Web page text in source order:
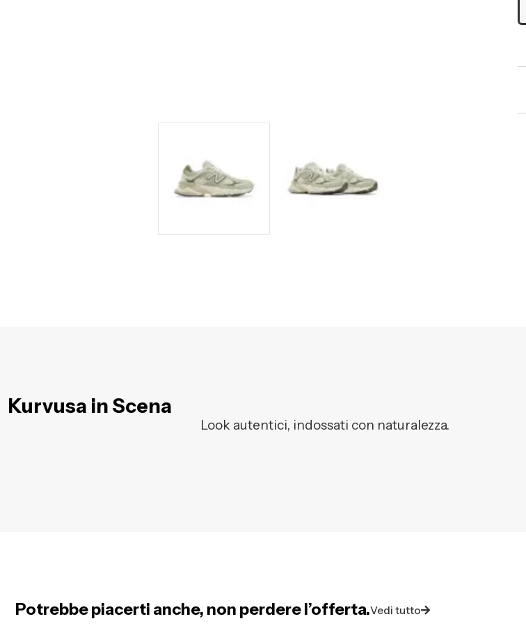
Kurvusa in Scena
Look autentici, indossati con naturalezza.
Potrebbe piacerti anche, non perdere l’offerta.Vedi tutto